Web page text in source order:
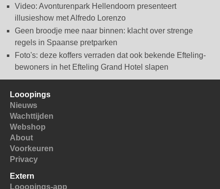
Video: Avonturenpark Hellendoorn presenteert
illusieshow met Alfredo Lorenzo
Geen broodje mee naar binnen: klacht over strenge
regels in Spaanse pretparken
Foto's: deze koffers verraden dat ook bekende Efteling-
bewoners in het Efteling Grand Hotel slapen
Looopings
Nieuws
Wachttijden
Webshop
About
Voorkeuren
Privacy
Extern
Looopings-app